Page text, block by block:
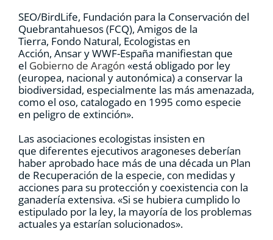
SEO/BirdLife, Fundación para la Conservación del
Quebrantahuesos (FCQ), Amigos de la
Tierra, Fondo Natural, Ecologistas en
Acción, Ansar y WWF-España manifiestan que
el Gobierno de Aragón «está obligado por ley
(europea, nacional y autonómica) a conservar la
biodiversidad, especialmente las más amenazada,
como el oso, catalogado en 1995 como especie
en peligro de extinción».
Las asociaciones ecologistas insisten en
que diferentes ejecutivos aragoneses deberían
haber aprobado hace más de una década un Plan
de Recuperación de la especie, con medidas y
acciones para su protección y coexistencia con la
ganadería extensiva. «Si se hubiera cumplido lo
estipulado por la ley, la mayoría de los problemas
actuales ya estarían solucionados».